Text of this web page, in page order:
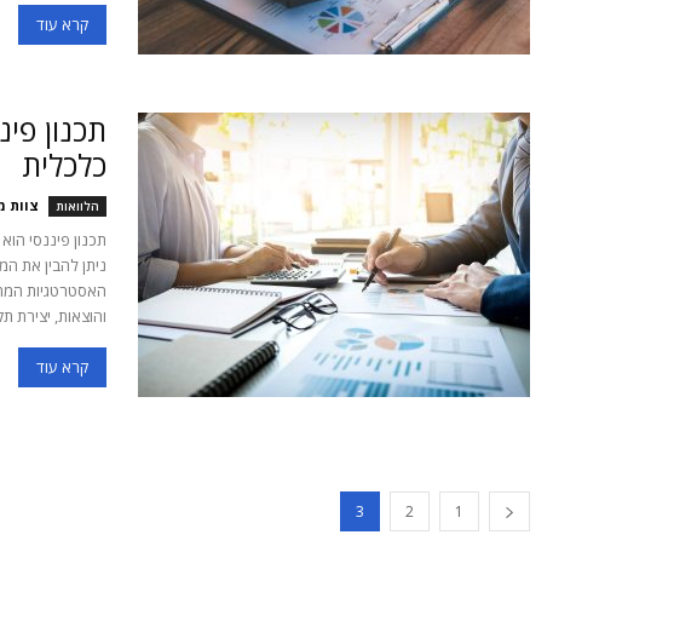
קרא עוד
תכנון
כלכלית
הלוואות צוות
תכנון פיננסי
ניתן להבין את
האסטרטגיות
והוצאות, יצירת
קרא עוד
1
2
3